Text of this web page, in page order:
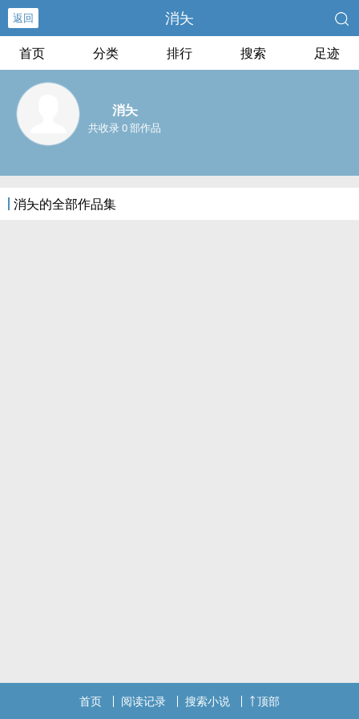
返回 消夨
首页 分类 排行 搜索 足迹
消夨
共收录 0 部作品
消夨的全部作品集
首页 阅读记录 搜索小说 顶部